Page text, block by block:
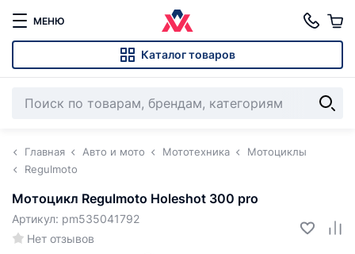
МЕНЮ
Каталог товаров
Главная Авто и мото Мототехника
Мотоциклы
Regulmoto
Мотоцикл Regulmoto Holeshot 300 pro
Нет отзывов
Артикул: pm535041792